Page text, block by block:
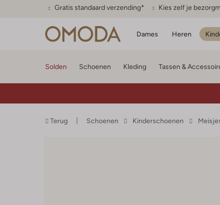
Gratis standaard verzending* Kies zelf je
Dames Heren
Solden Schoenen Kleding Tassen &
Terug Schoenen Kinderschoenen